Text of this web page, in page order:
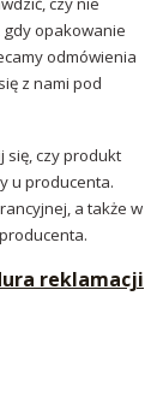
gdy opakowanie
odmówienia
z nami pod
się, czy produkt
u producenta.
a także w
reklamacji